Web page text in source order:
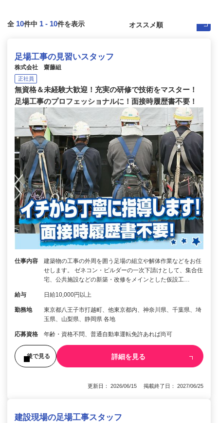
全 10件中 1 - 10件を表示
足場工事の見習いスタッフ
株式会社 齋藤組
正社員
無資格＆未経験大歓迎！充実の研修で技術をマスター！
足場工事のプロフェッショナルに！面接時履歴書不要！
仕事内容
建築物の工事の外周を囲う足場の組立や解体作業などをお任
せします。 ゼネコン・ビルダーの一次下請けとして、集合住
宅、公共施設などの新築・改修をメインとした仮設工…
給与 日給10,000円以上
勤務地
東京都八王子市打越町、他東京都内、神奈川県、千葉県、埼
玉県、山梨県、静岡県 各地
応募資格 年齢・資格不問、普通自動車運転免許あれば尚可
後で見る 詳細を見る
更新日： 2026/06/15 掲載終了日： 2027/06/25
建設現場の足場工事スタッフ